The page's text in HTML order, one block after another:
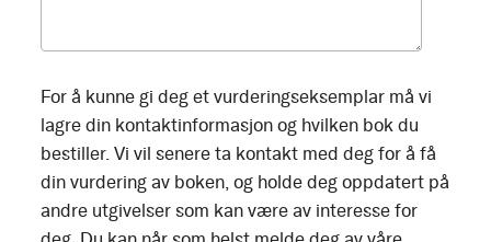
For å kunne gi deg et vurderingseksemplar må vi
lagre din kontaktinformasjon og hvilken bok du
bestiller. Vi vil senere ta kontakt med deg for å få
din vurdering av boken, og holde deg oppdatert på
andre utgivelser som kan være av interesse for